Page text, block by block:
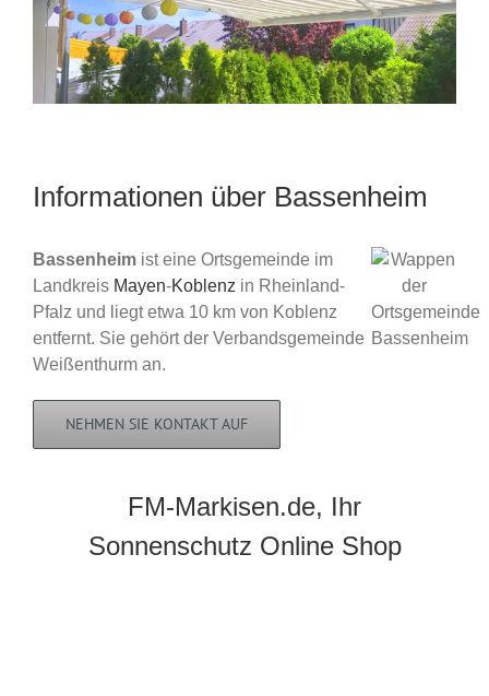
Informationen über Bassenheim
Bassenheim ist eine Ortsgemeinde im
Landkreis Mayen-Koblenz in Rheinland-
Pfalz und liegt etwa 10 km von Koblenz
entfernt. Sie gehört der Verbandsgemeinde
Weißenthurm an.
NEHMEN SIE KONTAKT AUF
FM-Markisen.de, Ihr
Sonnenschutz Online Shop